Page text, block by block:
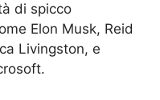
di spicco
Elon Musk, Reid
Livingston, e